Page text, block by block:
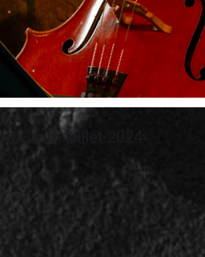
Croix, juillet 2024